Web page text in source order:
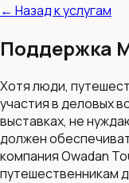
← Назад к услугам
Поддержка
Хотя люди,
участия в деловых
выставках, не
должен
компания Owadan
путешественникам